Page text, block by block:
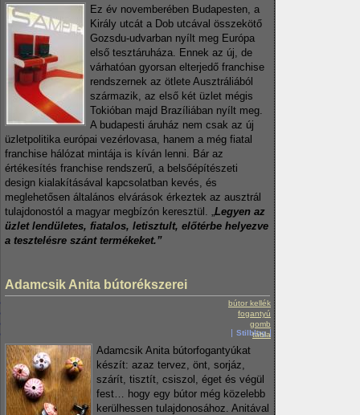
Ez év novemberében Budapesten, a
Király utcát a Dob utcával összekötő
Gozsdu-udvarban nyílt meg Európa
első tesztáruháza. Ennek az új, de
várhatóan gyorsan elterjedő franchise
rendszernek az ötlete Ausztráliából
származik, az első két üzlet mégis
Tokióban majd Brazíliában nyílt meg.
A budapesti áruház nem csak az új
üzletpolitika európai vezérlovasa, hanem a még fiatal
franchise hálózat mintája is kíván lenni. Bár az
értékesítés franchise rendszerű, a belsőépítészeti
design kialakításával kapcsolatban kevés, és
meglehetősen általános elvárások érkeztek az ausztrál
tulajdonostól a magyar megbízón keresztül. „ Legyen az
üzlet lendületes, fiatalos, letisztult, előtérbe helyezve
a tesztelésre szánt termékeket.”
Adamcsik Anita bútorékszerei
bútor kellék
fogantyú
gomb
tábla
Stilblog
Adamcsik Anita bútorfogantyúkat
készít: azaz tervez, önt, sorjáz,
szárít, tisztít, csiszol, éget és végül
fest… hogy egy bútor még közelebb
kerülhessen tulajdonosához. Anitával